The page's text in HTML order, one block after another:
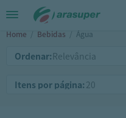
Home / Bebidas / Água
Ordenar:
Itens por página: